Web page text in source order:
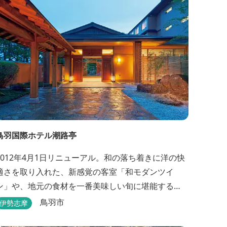
羽国際ホテル潮路亭
年4月1日リニューアル。和の落ち着きに洋の快
さを取り入れた、新感覚の客室「和モダンツイ
」や、地元の食材を一番美味しい旬に堪能する
プライベートダイニング」、更にはミキモト コス
勢志摩 鳥羽市